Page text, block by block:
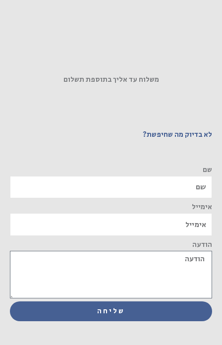
משלוח עד אליך בתוספת תשלום
לא בדיוק מה שחיפשת?
שם
אימייל
הודעה
שליחה